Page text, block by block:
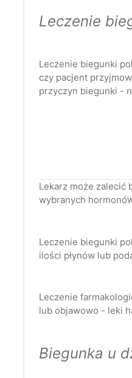
Leczenie
Leczenie biegunki
czy pacjent
przyczyn biegunki -
Lekarz może zalecić
wybranych
Leczenie biegunki
ilości płynów lub
Leczenie
lub objawowo - leki
Biegunka u